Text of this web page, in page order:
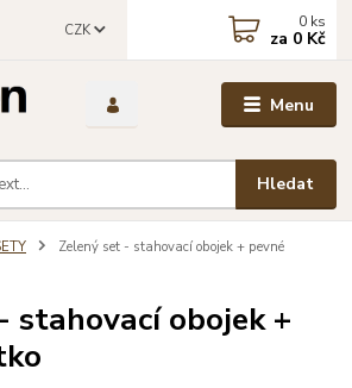
Menu
CZK
Hledat
0 ks
za 0 Kč
Zelený set - stahovací obojek + pevné
stahovací obojek +